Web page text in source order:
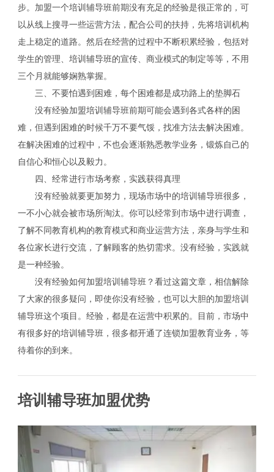
步。加盟一个培训辅导班前期没有充足的经验是很正常的，可
以从线上搜寻一些运营方法，配合公司的扶持，先将培训机构
走上稳定的道路。然后在经营的过程中不断积累经验，包括对
学生的管理、培训辅导班的宣传、商业模式的制定等等，不用
三个月就能够娴熟掌握。
三、不要怕遇到困难，每个困难都是成功路上的垫脚石
没有经验加盟培训辅导班前期可能会遇到各式各样的困
难，但遇到困难的时候千万不要气馁，找准方法去解决困难。
在解决困难的过程中，不也会逐渐熟悉教学业务，锻炼自己的
自信心和恒心以及毅力。
四、经常进行市场考察，实践获得真理
没有经验就要更加努力，现场市场中的培训辅导班很多，
一不小心就会被市场所淘汰。你可以经常到市场中进行调查，
了解不同教育机构的教育模式和商业运营方法，亲身与学生和
各位家长进行交流，了解顾客的热切需求。没有经验，实践就
是一种经验。
没有经验如何加盟培训辅导班？看过这篇文章，相信解除
了大家的很多疑问，即使你没有经验，也可以大胆的加盟培训
辅导班这个项目。经验，都是在运营中积累的。目前，市场中
有很多好的培训辅导班，很多都开通了连锁加盟教育业务，等
待着你的到来。
培训辅导班加盟优势